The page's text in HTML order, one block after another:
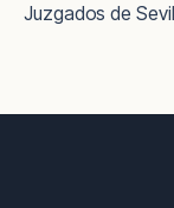
Juzgados de